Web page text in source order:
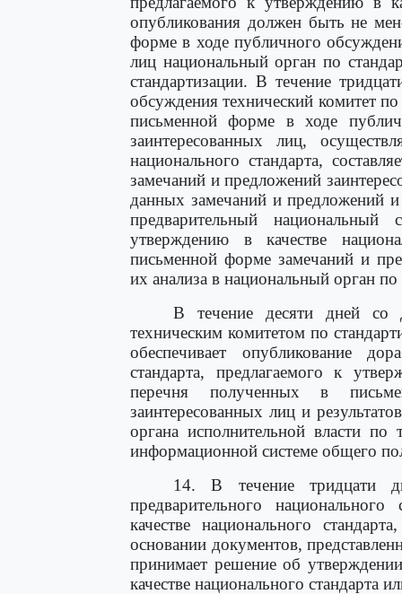
опубликования должен быть не
форме в ходе публичного
лиц национальный орган по
стандартизации. В течение
обсуждения технический комитет
письменной форме в ходе
заинтересованных лиц,
национального стандарта,
замечаний и предложений
данных замечаний и предложений и
предварительный
утверждению в качестве
письменной форме замечаний и
их анализа в национальный орган по
В течение десяти дней со
техническим комитетом по
обеспечивает опубликование
стандарта, предлагаемого к
перечня полученных в
заинтересованных лиц и
органа исполнительной власти
информационной системе общего
14. В течение тридцати
предварительного
качестве национального
основании документов,
принимает решение об
качестве национального стандарта